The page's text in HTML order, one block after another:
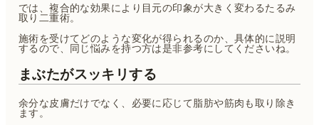
では、複合的な効果により目元の印象が大きく変わるたるみ
取り二重術。
施術を受けてどのような変化が得られるのか、具体的に説明
するので、同じ悩みを持つ方は是非参考にしてくださいね。
まぶたがスッキリする
余分な皮膚だけでなく、必要に応じて脂肪や筋肉も取り除き
ます。